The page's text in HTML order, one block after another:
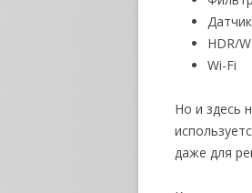
HDR/
Wi-Fi
Но и здесь
даже для